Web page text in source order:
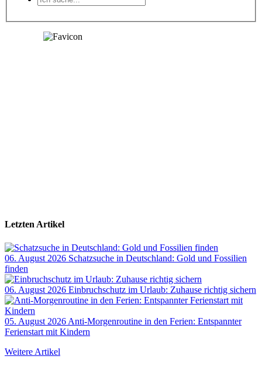
Letzten Artikel
06. August 2026 Schatzsuche in Deutschland: Gold und Fossilien
finden
06. August 2026 Einbruchschutz im Urlaub: Zuhause richtig sichern
05. August 2026 Anti-Morgenroutine in den Ferien: Entspannter
Ferienstart mit Kindern
Weitere Artikel